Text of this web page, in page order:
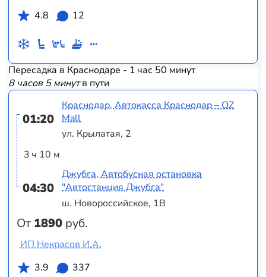
4.8
12
Пересадка в Краснодаре - 1 час 50 минут
8 часов 5 минутв пути
01:20
3 ч 10 м
04:30
От 1890 руб.
Краснодар, Автокасса Краснодар – OZ
Mall
ул. Крылатая, 2
Джубга, Автобусная остановка
"Автостанция Джубга"
ш. Новороссийское, 1В
ИП Некрасов И.А.
3.9
337